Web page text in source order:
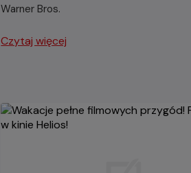
Warner Bros.
Czytaj więcej